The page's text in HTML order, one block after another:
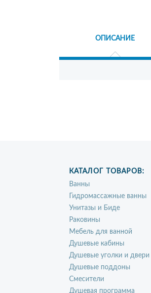
ОПИСАНИЕ
КАТАЛОГ ТОВАРОВ:
Ванны
Гидромассажные ванны
Унитазы и Биде
Раковины
Мебель для ванной
Душевые кабины
Душевые уголки и двери
Душевые поддоны
Смесители
Душевая программа